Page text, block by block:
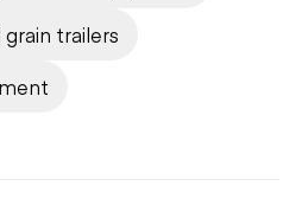
trailers